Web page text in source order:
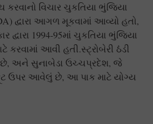
કરવાનો વિચાર ચુકતિયા ભુંજિયા
દ્વારા આગળ મૂકવામાં આવ્યો હતો,
દ્વારા 1994-95માં ચુકતિયા ભુંજિયા
આવી હતી.સ્ટ્રોબેરી ઠંડી
છે, અને સુનાબેડા ઉચ્ચપ્રદેશ, જે
ફૂટ ઉપર આવેલું છે, આ પાક માટે યોગ્ય